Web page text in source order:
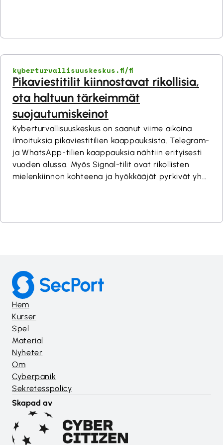
on ottanut käyttöön uuden tietoturvallisuuden
luokitellun tiedon käsittelyssä.Read More
kyberturvallisuuskeskus.fi/fi
Pikaviestitilit kiinnostavat rikollisia,
ota haltuun tärkeimmät
suojautumiskeinot
Kyberturvallisuuskeskus on saanut viime aikoina
ilmoituksia pikaviestitilien kaappauksista. Telegram-
ja WhatsApp-tilien kaappauksia nähtiin erityisesti
vuoden alussa. Myös Signal-tilit ovat rikollisten
mielenkiinnon kohteena ja hyökkääjät pyrkivät yhä
ja millä toimintatavoilla voit merkittävästi
Hem
Kurser
Spel
Material
Nyheter
Om
Cyberpanik
Sekretesspolicy
Skapad av